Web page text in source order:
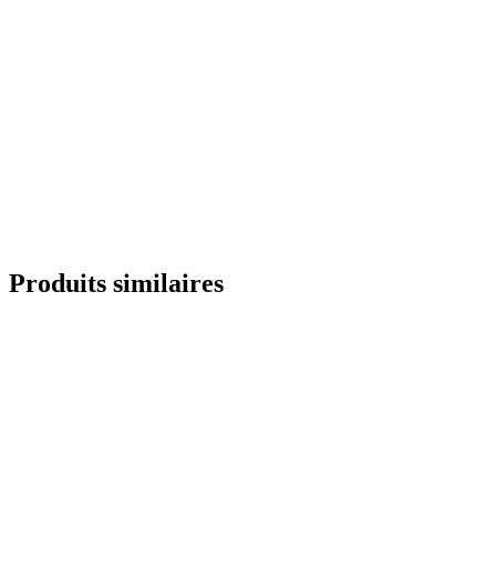
Produits similaires